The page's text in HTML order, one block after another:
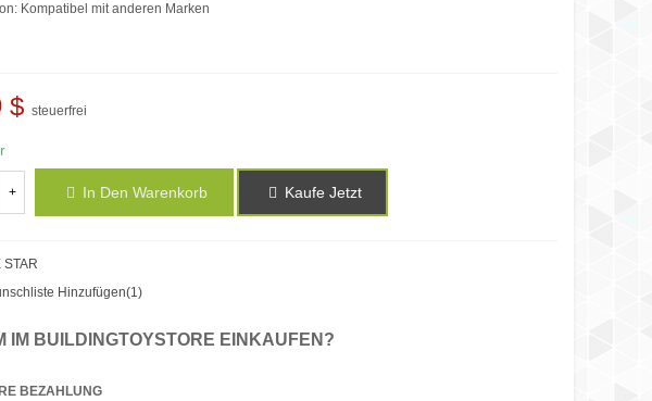
Kompatibel mit anderen Marken
$ steuerfrei
+ In Den Warenkorb Kaufe Jetzt
STAR
Hinzufügen(1)
IM BUILDINGTOYSTORE EINKAUFEN?
BEZAHLUNG